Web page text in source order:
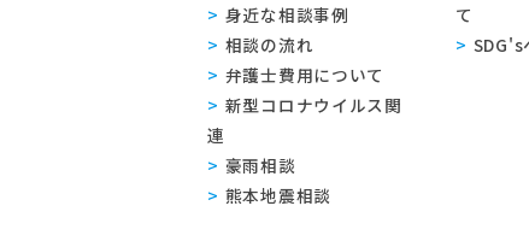
身近な相談事例
相談の流れ
弁護士費用について
新型コロナウイルス関
連
豪雨相談
熊本地震相談
て
SDG's